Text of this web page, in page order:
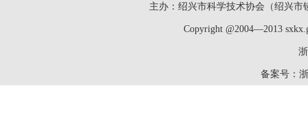
主办：绍兴市科学技术协会（绍兴市
Copyright @2004—2013
备案号：